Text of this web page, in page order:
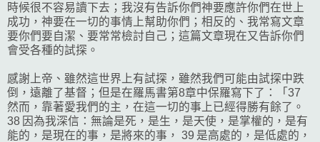
時候很不容易讀下去；我沒有告訴你們神要應許你們在世上
成功，神要在一切的事情上幫助你們；相反的、我常寫文章
要你們要自潔、要常常檢討自己；這篇文章現在又告訴你們
會受各種的試探。
感謝上帝、雖然這世界上有試探，雖然我們可能由試探中跌
倒，遠離了基督；但是在羅馬書第8章中保羅寫下了：「37
然而，靠著愛我們的主，在這一切的事上已經得勝有餘了。
38 因為我深信：無論是死，是生，是天使，是掌權的，是有
能的，是現在的事，是將來的事， 39 是高處的，是低處的，